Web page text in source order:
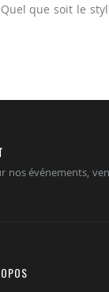
que soit le
nos événements,